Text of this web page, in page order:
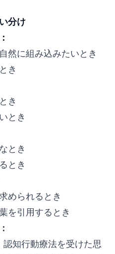
分け
然に組み込みたいとき
き
き
とき
とき
とき
められるとき
を引用するとき
知行動療法を受けた思